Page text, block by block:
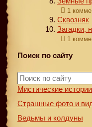
1
Сквозняк
Загадки,
1
Поиск по сайту
Мистические истории
Страшные фото и
Ведьмы и колдуны